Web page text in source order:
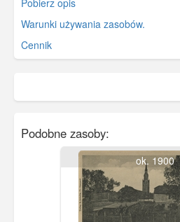
Warunki używania zasobów.
Cennik
Podobne zasoby:
ok. 1900